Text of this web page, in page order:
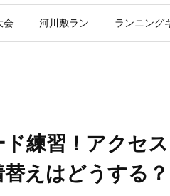
会 河川敷ラン ランニング
練習！アクセ
えはどうする？